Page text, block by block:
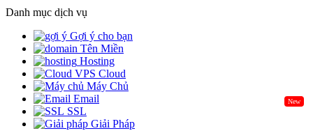
Danh mục dịch vụ
Gợi ý cho bạn
Tên Miền
Hosting
Cloud
Máy Chủ
New
Email
SSL
Giải Pháp